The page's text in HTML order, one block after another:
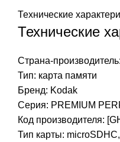
Технические
Технические
Страна-
Тип: карта памяти
Бренд: Kodak
Серия: PREMIUM
Код производителя:
Тип карты: microSDHC,